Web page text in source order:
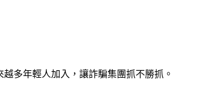
多年輕人加入，讓詐騙集團抓不勝抓。